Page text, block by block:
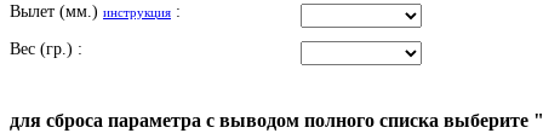
Вылет (мм.) инструкция :
Вес (гр.) :
для сброса параметра с выводом полного списка